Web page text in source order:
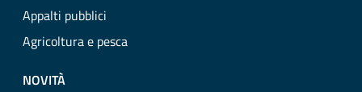
Appalti pubblici
Agricoltura e pesca
NOVITÀ